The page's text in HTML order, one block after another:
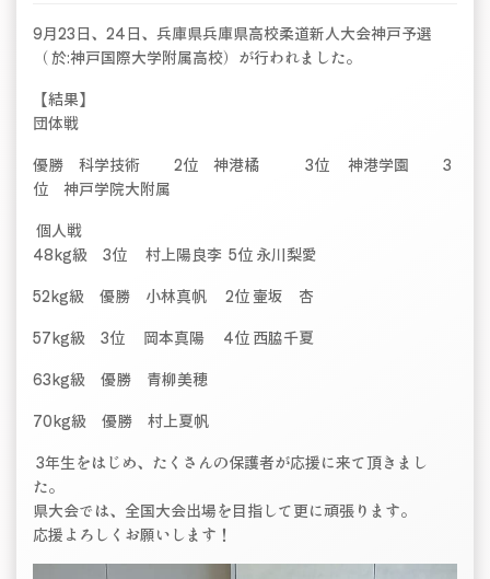
9月23日、24日、兵庫県兵庫県高校柔道新人大会神戸予選
（ 於:神戸国際大学附属高校）が行われました。
【結果】
団体戦
優勝 科学技術 2位 神港橘 3位 神港学園 3
位 神戸学院大附属
個人戦
48kg級 3位 村上陽良李 5位 永川梨愛
52kg級 優勝 小林真帆 2位 壷坂 杏
57kg級 3位 岡本真陽 4位 西脇千夏
63kg級 優勝 青柳美穂
70kg級 優勝 村上夏帆
3年生をはじめ、たくさんの保護者が応援に来て頂きまし
た。
県大会では、全国大会出場を目指して更に頑張ります。
応援よろしくお願いします！